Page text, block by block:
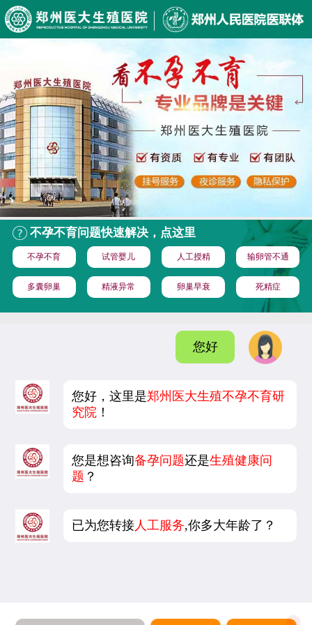
不孕不育问题快速解决，点这里
不孕不育 试管婴儿 人工授精 输卵管不通
多囊卵巢 精液异常 卵巢早衰 死精症
您好
您好，这里是郑州医大生殖不孕不育研
究院 ！
您是想咨询备孕问题还是生殖健康问
题 ？
已为您转接 人工服务,你多大年龄了？